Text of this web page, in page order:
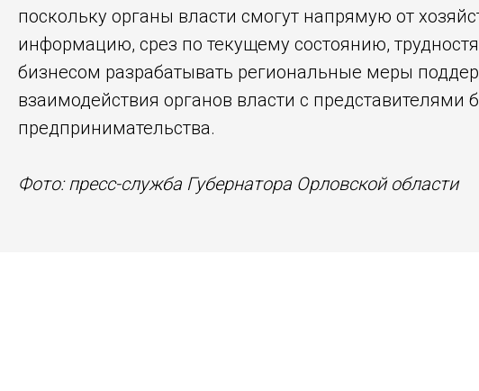
поскольку органы власти смогут напрямую от
информацию, срез по текущему состоянию,
бизнесом разрабатывать региональные меры
взаимодействия органов власти с
предпринимательства.
Фото: пресс-служба Губернатора Орловской области